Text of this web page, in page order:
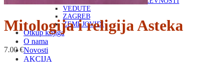
VEDUTE
ZAGREB
ZEMLJOVIDI
Otkup knjiga
O nama
Novosti
AKCIJA
Mitologija i religija Asteka
7.00€